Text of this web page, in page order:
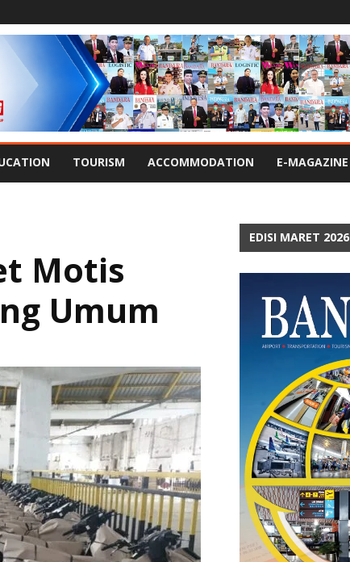
TOURISM ACCOMMODATION E-MAGAZINE
Motis
Umum
EDISI MARET 2026